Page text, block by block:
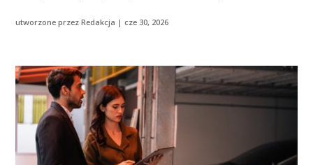
utworzone przezRedakcja | cze 30, 2026